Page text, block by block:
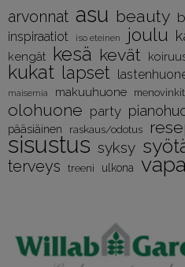
arvonnat asu beauty
inspiraatiot iso eteinen joulu
kengät kesä kevät
kukat lapset
maisemia makuuhuone menovinkit
olohuone party
pääsiäinen raskaus/odotus
sisustus syksy
terveys treeni ulkona